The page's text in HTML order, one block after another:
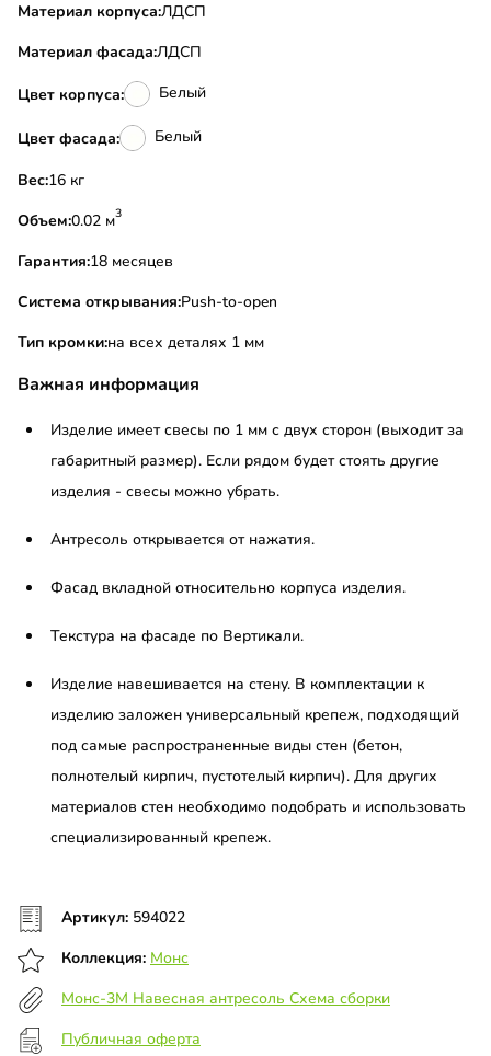
Материал корпуса:ЛДСП
Материал фасада:ЛДСП
Цвет корпуса: Белый
Цвет фасада: Белый
Вес:
16 кг
Объем:
0.02 м3
Гарантия:18 месяцев
Система открывания:Push-to-open
Тип кромки:на всех деталях 1 мм
Важная информация
Изделие имеет свесы по 1 мм с двух сторон (выходит за
габаритный размер). Если рядом будет стоять другие
изделия - свесы можно убрать.
Антресоль открывается от нажатия.
Фасад вкладной относительно корпуса изделия.
Текстура на фасаде по Вертикали.
Изделие навешивается на стену. В комплектации к
изделию заложен универсальный крепеж, подходящий
под самые распространенные виды стен (бетон,
полнотелый кирпич, пустотелый кирпич). Для других
материалов стен необходимо подобрать и использовать
специализированный крепеж.
Артикул: 594022
Коллекция: Монс
Монс-3М Навесная антресоль Схема сборки
Публичная оферта